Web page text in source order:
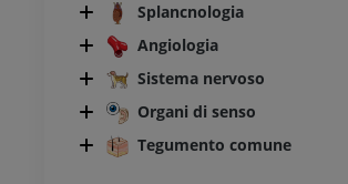
Splancnologia
Angiologia
Sistema nervoso
Organi di senso
Tegumento comune